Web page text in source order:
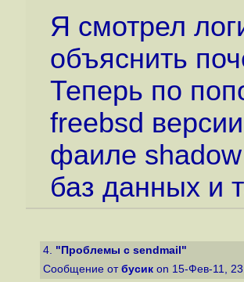
Я смотрел
объяснить
Теперь по
freebsd
фаиле shadow
баз данных и
4. "Проблемы с sendmail"
Сообщение от бусик on 15-Фев-11,